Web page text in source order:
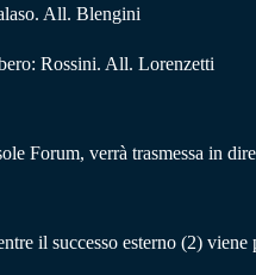
All. Blengini
Rossini. All. Lorenzetti
Forum, verrà trasmessa in
il successo esterno (2)